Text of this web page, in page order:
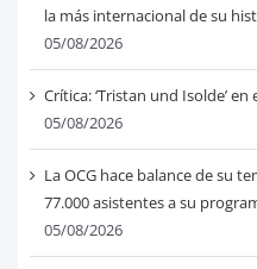
la más internacional de su
05/08/2026
Crítica: ‘Tristan und Isolde’
05/08/2026
La OCG hace balance de su
77.000 asistentes a su
05/08/2026